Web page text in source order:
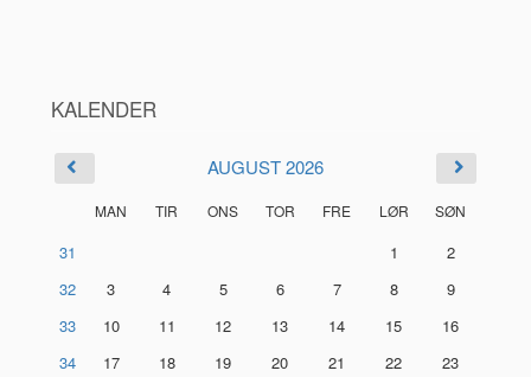
KALENDER
AUGUST 2026
MAN TIR ONS TOR FRE LØR SØN
31 1
2
32
3 4 5 6 7 8
9
33
10 11 12 13 14 15
16
34
17 18 19 20 21 22
23